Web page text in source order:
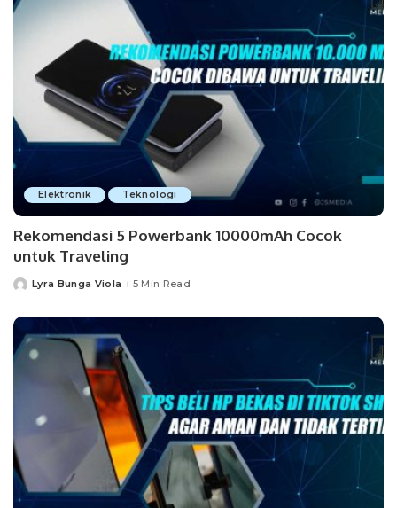
Elektronik Teknologi
Rekomendasi 5 Powerbank 10000mAh Cocok
untuk Traveling
PostedLyra Bunga Viola 5 Min Read